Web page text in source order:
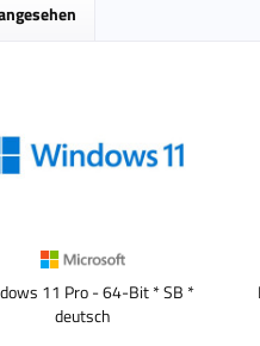
11 Pro - 64-Bit * SB *
deutsch